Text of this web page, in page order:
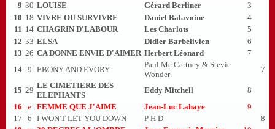
9 30 LOUISE Gérard Berliner
3
10 18 VIVRE OU SURVIVRE Daniel Balavoine
4
11 14 CHAGRIN D'LABOUR Les Charlots
5
12 33 ELSA Didier Barbelivien
6
13 26 CA DONNE ENVIE D'AIMER Herbert Léonard
7
14 9 EBONY AND EVORY
Paul Mc Cartney & Stevie
Wonder
7
15 29
LE CIMETIERE DES
ELEPHANTS
Eddy Mitchell
8
16
e FEMME QUE J'AIME Jean-Luc Lahaye
9
17
6 I WON'T LET YOU DOWN P H D
8